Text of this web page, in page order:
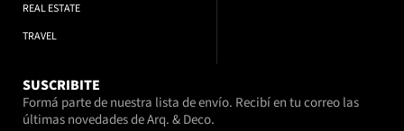
REAL ESTATE
TRAVEL
SUSCRIBITE
Formá parte de nuestra lista de envío. Recibí en tu correo las
últimas novedades de Arq. & Deco.